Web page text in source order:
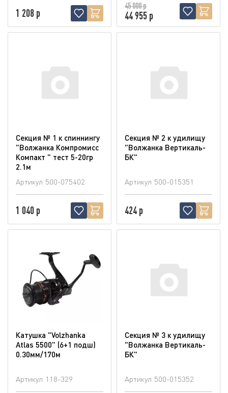
1 208 р
45 000 р
44 955 р
Секция № 1 к спиннингу
"Волжанка Компромисс
Компакт " тест 5-20гр
2.1м
Артикул 500-075402
1 040 р
Секция № 2 к удилищу
"Волжанка Вертикаль-
БК"
Артикул 500-015351
424 р
Катушка "Volzhanka
Atlas 5500" (6+1 подш)
0.30мм/170м
Артикул 118-329
Секция № 3 к удилищу
"Волжанка Вертикаль-
БК"
Артикул 500-015352